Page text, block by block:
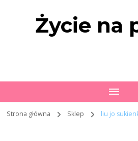
Życie na
Strona główna Sklep liu jo